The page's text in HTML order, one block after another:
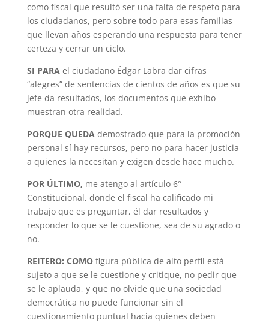
como fiscal que resultó ser una falta de respeto para
los ciudadanos, pero sobre todo para esas familias
que llevan años esperando una respuesta para tener
certeza y cerrar un ciclo.
SI PARA el ciudadano Édgar Labra dar cifras
“alegres” de sentencias de cientos de años es que su
jefe da resultados, los documentos que exhibo
muestran otra realidad.
PORQUE QUEDA demostrado que para la promoción
personal sí hay recursos, pero no para hacer justicia
a quienes la necesitan y exigen desde hace mucho.
POR ÚLTIMO, me atengo al artículo 6°
Constitucional, donde el fiscal ha calificado mi
trabajo que es preguntar, él dar resultados y
responder lo que se le cuestione, sea de su agrado o
no.
REITERO: COMO figura pública de alto perfil está
sujeto a que se le cuestione y critique, no pedir que
se le aplauda, y que no olvide que una sociedad
democrática no puede funcionar sin el
cuestionamiento puntual hacia quienes deben